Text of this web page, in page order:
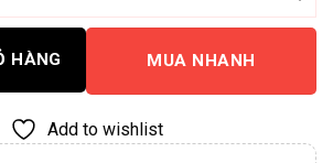
HÀNG MUA NHANH
Add to wishlist